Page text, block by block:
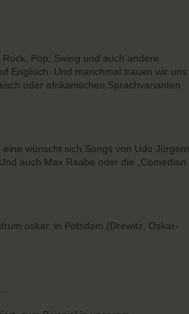
Pop, Swing und auch andere
Englisch. Und manchmal trauen wir uns
oder afrikanischen Sprachvarianten
wünscht sich Songs von Udo
auch Max Raabe oder die „Comedian
oskar. in Potsdam (Drewitz, Oskar-